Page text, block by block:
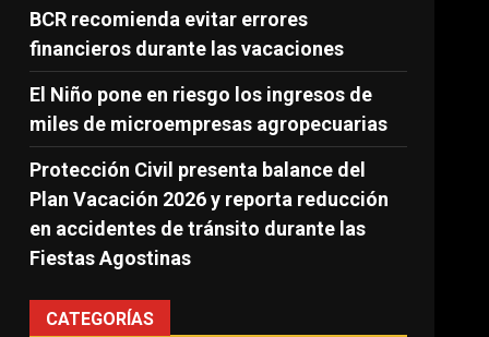
BCR recomienda evitar errores
financieros durante las vacaciones
El Niño pone en riesgo los ingresos de
miles de microempresas agropecuarias
Protección Civil presenta balance del
Plan Vacación 2026 y reporta reducción
en accidentes de tránsito durante las
Fiestas Agostinas
CATEGORÍAS